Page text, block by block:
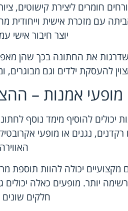
חומרים ליצירת קישוטים,
עם מזכרת אישית
יוצר חיבור אישי
את החתונה בכך שהן
להעסקת ילדים וגם
מופעי אמנות –
יכולים להוסיף מימד נוסף
רקדנים, נגנים או מופעי
מקצועיים יכולה להוות תוספת
יותר. מופעים כאלה
חלקים